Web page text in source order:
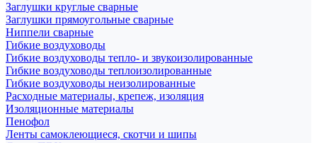
Заглушки круглые сварные
Заглушки прямоугольные сварные
Ниппели сварные
Гибкие воздуховоды
Гибкие воздуховоды тепло- и звукоизолированные
Гибкие воздуховоды теплоизолированные
Гибкие воздуховоды неизолированные
Расходные материалы, крепеж, изоляция
Изоляционные материалы
Пенофол
Ленты самоклеющиеся, скотчи и шипы